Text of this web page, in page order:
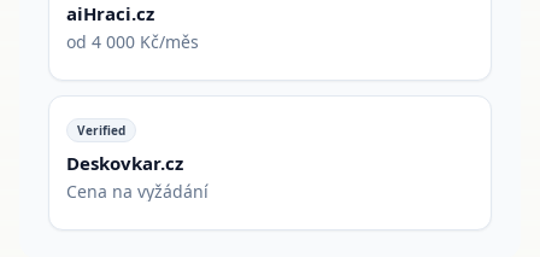
aiHraci.cz
od 4 000 Kč/měs
Verified
Deskovkar.cz
Cena na vyžádání